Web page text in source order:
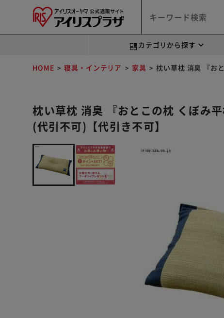
カテゴリから探す
HOME 寝具・インテリア 家具 枕い草枕 消臭 『お
枕い草枕 消臭 『おとこの枕 くぼみ
(代引不可)【代引き不可】